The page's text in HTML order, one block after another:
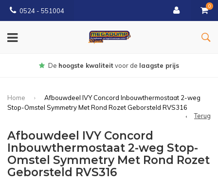
0524 - 551004
0
Gratisbezorgd vanaf €150
Home
Afbouwdeel IVY Concord Inbouwthermostaat 2-weg
Stop-Omstel Symmetry Met Rond Rozet Geborsteld RVS316
Terug
Afbouwdeel IVY Concord
Inbouwthermostaat 2-weg Stop-
Omstel Symmetry Met Rond Rozet
Geborsteld RVS316